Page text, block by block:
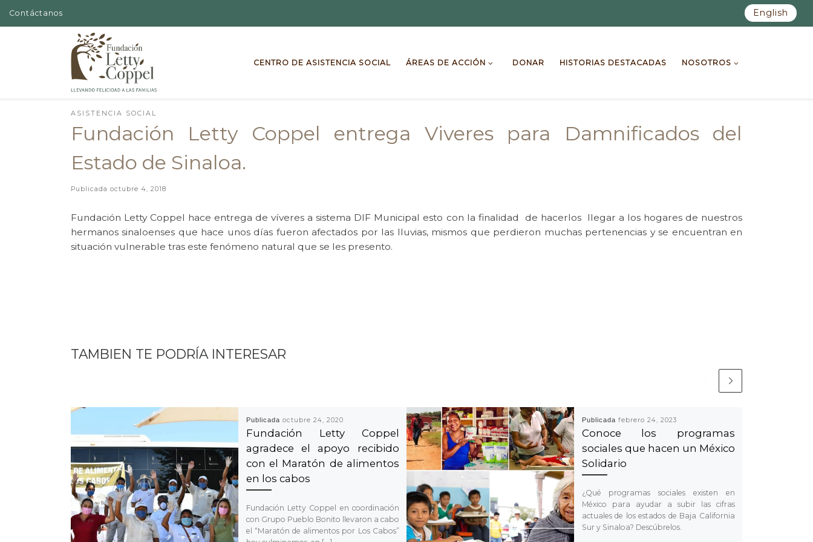
Skip to content
Contáctanos English
CENTRO DE ASISTENCIA SOCIAL ÁREAS DE ACCIÓN DONAR HISTORIAS DESTACADAS NOSOTROS
ASISTENCIA SOCIAL
Fundación Letty Coppel entrega Viveres para Damnificados del
Estado de Sinaloa.
Publicada octubre 4, 2018
Fundación Letty Coppel hace entrega de víveres a sistema DIF Municipal esto con la finalidad de hacerlos llegar a los hogares de nuestros
hermanos sinaloenses que hace unos días fueron afectados por las lluvias, mismos que perdieron muchas pertenencias y se encuentran en
situación vulnerable tras este fenómeno natural que se les presento.
TAMBIEN TE PODRÍA INTERESAR
Publicada octubre 24, 2020
Fundación Letty Coppel
agradece el apoyo recibido
con el Maratón de alimentos
en los cabos
Fundación Letty Coppel en coordinación
con Grupo Pueblo Bonito llevaron a cabo
el “Maratón de alimentos por Los Cabos”
Publicada febrero 24, 2023
Conoce los programas
sociales que hacen un México
Solidario
¿Qué programas sociales existen en
México para ayudar a subir las cifras
actuales de los estados de Baja California
Sur y Sinaloa? Descúbrelos.